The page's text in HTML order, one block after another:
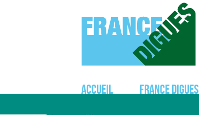
Accueil France Digues